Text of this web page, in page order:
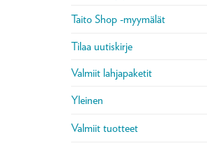
Taito Shop -myymälät
Tilaa uutiskirje
Valmiit lahjapaketit
Yleinen
Valmiit tuotteet